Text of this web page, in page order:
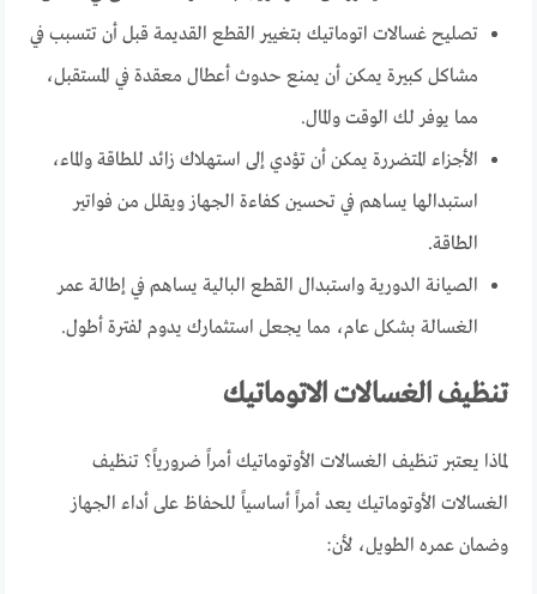
تصليح غسالات اتوماتيك بتغيير القطع القديمة قبل أن تتسبب في
مشاكل كبيرة يمكن أن يمنع حدوث أعطال معقدة في المستقبل،
مما يوفر لك الوقت والمال.
الأجزاء المتضررة يمكن أن تؤدي إلى استهلاك زائد للطاقة والماء،
استبدالها يساهم في تحسين كفاءة الجهاز ويقلل من فواتير
الطاقة.
الصيانة الدورية واستبدال القطع البالية يساهم في إطالة عمر
الغسالة بشكل عام، مما يجعل استثمارك يدوم لفترة أطول.
تنظيف الغسالات الاتوماتيك
لماذا يعتبر تنظيف الغسالات الأوتوماتيك أمراً ضرورياً؟ تنظيف
الغسالات الأوتوماتيك يعد أمراً أساسياً للحفاظ على أداء الجهاز
وضمان عمره الطويل، لأن: